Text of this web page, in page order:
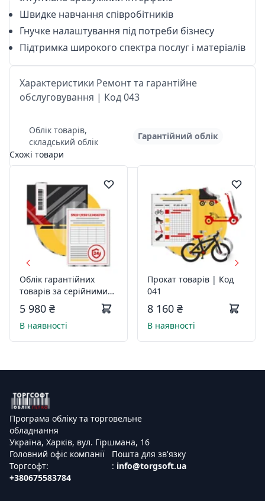
Швидке навчання співробітників
Гнучке налаштування під потреби бізнесу
Підтримка широкого спектра послуг і матеріалів
Характеристики Ремонт та гарантійне
обслуговування | Код 043
Облік товарів,
складський облік
Гарантійний облік
Схожі товари
Облік гарантійних
товарів за серійними
номерами | Код 010
5 980 ₴
В наявності
Прокат товарів | Код
041
8 160 ₴
В наявності
Програма обліку та торговельне
обладнання
Україна, Харків, вул. Гіршмана, 16
Головний офіс компанії
Торгсофт:
+380675583784
Пошта для зв'язку
: info@torgsoft.ua